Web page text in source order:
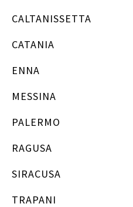
CALTANISSETTA
CATANIA
ENNA
MESSINA
PALERMO
RAGUSA
SIRACUSA
TRAPANI